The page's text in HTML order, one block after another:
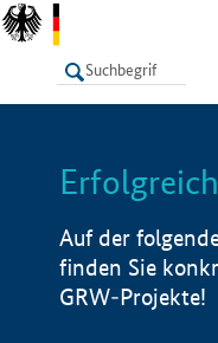
LISTE
Auf der
finden Sie
GRW-Projekte!